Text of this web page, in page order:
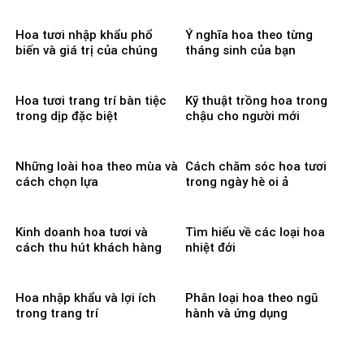
Hoa tươi nhập khẩu phổ
biến và giá trị của chúng
Ý nghĩa hoa theo từng
tháng sinh của bạn
Hoa tươi trang trí bàn tiệc
trong dịp đặc biệt
Kỹ thuật trồng hoa trong
chậu cho người mới
Những loài hoa theo mùa và
cách chọn lựa
Cách chăm sóc hoa tươi
trong ngày hè oi ả
Kinh doanh hoa tươi và
cách thu hút khách hàng
Tìm hiểu về các loại hoa
nhiệt đới
Hoa nhập khẩu và lợi ích
trong trang trí
Phân loại hoa theo ngũ
hành và ứng dụng